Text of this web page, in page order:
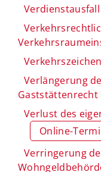
Verlängerung
Gaststättenrecht
Verlust des
Online-
Verringerung